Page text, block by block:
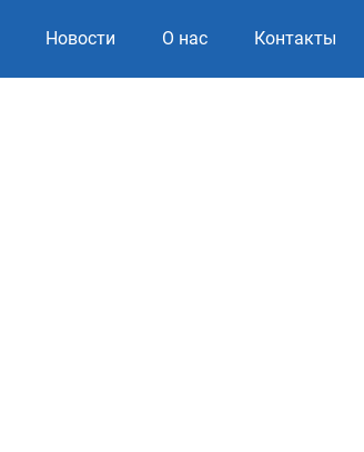
Новости О нас Контакты